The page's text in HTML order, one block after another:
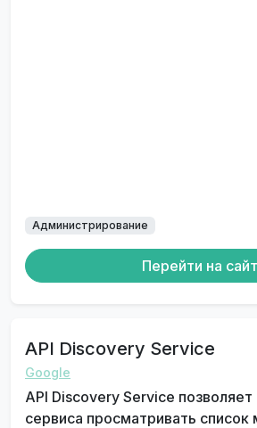
Администрирование
Перейти на сайт
API Discovery Service
Google
API Discovery Service
сервиса просматривать